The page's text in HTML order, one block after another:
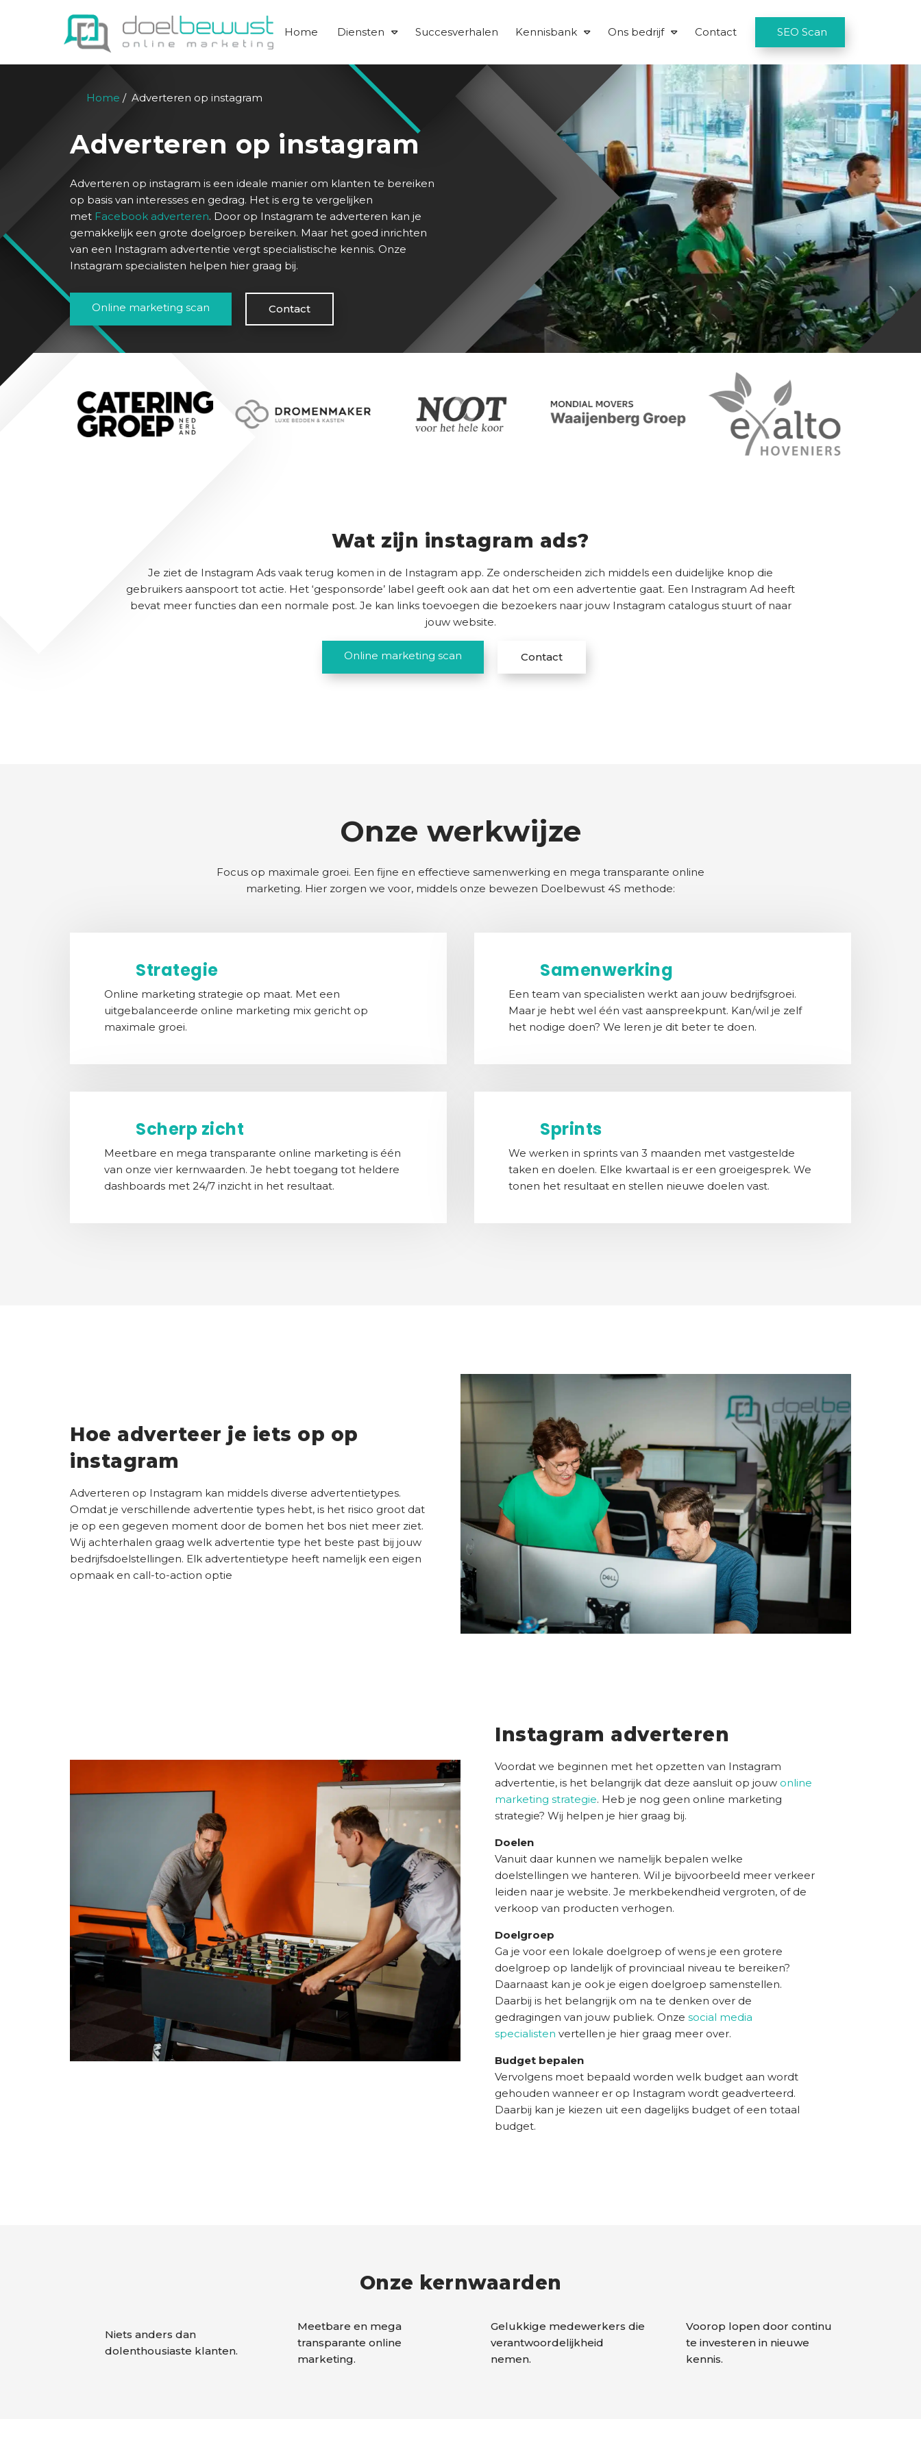
Home Diensten Succesverhalen Kennisbank Ons bedrijf Contact SEO Scan
Home Adverteren op instagram
Adverteren op instagram
Adverteren op instagram is een ideale manier om klanten te bereiken
op basis van interesses en gedrag. Het is erg te vergelijken
met Facebook adverteren. Door op Instagram te adverteren kan je
gemakkelijk een grote doelgroep bereiken. Maar het goed inrichten
van een Instagram advertentie vergt specialistische kennis. Onze
Instagram specialisten helpen hier graag bij.
Online marketing scan Contact
Wat zijn instagram ads?
Je ziet de Instagram Ads vaak terug komen in de Instagram app. Ze onderscheiden zich middels een duidelijke knop die
gebruikers aanspoort tot actie. Het ‘gesponsorde’ label geeft ook aan dat het om een advertentie gaat. Een Instragram Ad heeft
bevat meer functies dan een normale post. Je kan links toevoegen die bezoekers naar jouw Instagram catalogus stuurt of naar
jouw website.
Online marketing scan Contact
Onze werkwijze
Focus op maximale groei. Een fijne en effectieve samenwerking en mega transparante online
marketing. Hier zorgen we voor, middels onze bewezen Doelbewust 4S methode:
Strategie
Online marketing strategie op maat. Met een
uitgebalanceerde online marketing mix gericht op
maximale groei.
Samenwerking
Een team van specialisten werkt aan jouw bedrijfsgroei.
Maar je hebt wel één vast aanspreekpunt. Kan/wil je zelf
het nodige doen? We leren je dit beter te doen.
Scherp zicht
Meetbare en mega transparante online marketing is één
van onze vier kernwaarden. Je hebt toegang tot heldere
dashboards met 24/7 inzicht in het resultaat.
Sprints
We werken in sprints van 3 maanden met vastgestelde
taken en doelen. Elke kwartaal is er een groeigesprek. We
tonen het resultaat en stellen nieuwe doelen vast.
Hoe adverteer je iets op op
instagram
Adverteren op Instagram kan middels diverse advertentietypes.
Omdat je verschillende advertentie types hebt, is het risico groot dat
je op een gegeven moment door de bomen het bos niet meer ziet.
Wij achterhalen graag welk advertentie type het beste past bij jouw
bedrijfsdoelstellingen. Elk advertentietype heeft namelijk een eigen
opmaak en call-to-action optie
Instagram adverteren
Voordat we beginnen met het opzetten van Instagram
advertentie, is het belangrijk dat deze aansluit op jouw online
marketing strategie. Heb je nog geen online marketing
strategie? Wij helpen je hier graag bij.
Doelen
Vanuit daar kunnen we namelijk bepalen welke
doelstellingen we hanteren. Wil je bijvoorbeeld meer verkeer
leiden naar je website. Je merkbekendheid vergroten, of de
verkoop van producten verhogen.
Doelgroep
Ga je voor een lokale doelgroep of wens je een grotere
doelgroep op landelijk of provinciaal niveau te bereiken?
Daarnaast kan je ook je eigen doelgroep samenstellen.
Daarbij is het belangrijk om na te denken over de
gedragingen van jouw publiek. Onze social media
specialisten vertellen je hier graag meer over.
Budget bepalen
Vervolgens moet bepaald worden welk budget aan wordt
gehouden wanneer er op Instagram wordt geadverteerd.
Daarbij kan je kiezen uit een dagelijks budget of een totaal
budget.
Onze kernwaarden
Niets anders dan
dolenthousiaste klanten.
Meetbare en mega
transparante online
marketing.
Gelukkige medewerkers die
verantwoordelijkheid
nemen.
Voorop lopen door continu
te investeren in nieuwe
kennis.